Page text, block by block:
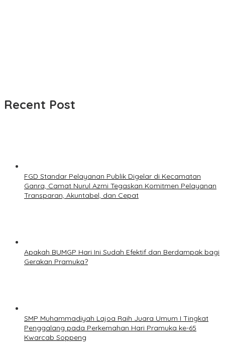
Recent Post
FGD Standar Pelayanan Publik Digelar di Kecamatan
Ganra, Camat Nurul Azmi Tegaskan Komitmen Pelayanan
Transparan, Akuntabel, dan Cepat
Apakah BUMGP Hari Ini Sudah Efektif dan Berdampak bagi
Gerakan Pramuka?
SMP Muhammadiyah Lajoa Raih Juara Umum I Tingkat
Penggalang pada Perkemahan Hari Pramuka ke-65
Kwarcab Soppeng